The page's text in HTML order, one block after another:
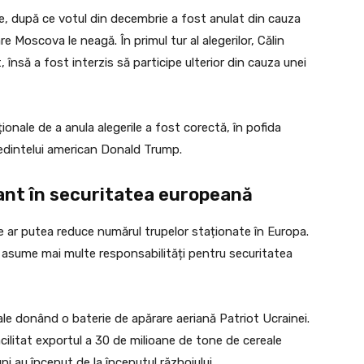
după ce votul din decembrie a fost anulat din cauza
Moscova le neagă. În primul tur al alegerilor, Călin
însă a fost interzis să participe ulterior din cauza unei
de a anula alegerile a fost corectă, în pofida
american Donald Trump.
în securitatea europeană
putea reduce numărul trupelor staționate în Europa.
mai multe responsabilități pentru securitatea
donând o baterie de apărare aeriană Patriot Ucrainei.
exportul a 30 de milioane de tone de cereale